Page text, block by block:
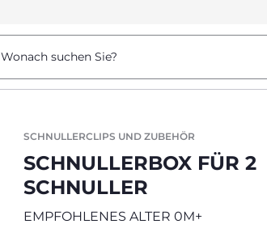
Wonach suchen Sie?
SCHNULLERCLIPS UND ZUBEHÖR
SCHNULLERBOX FÜR 2
SCHNULLER
EMPFOHLENES ALTER 0M+